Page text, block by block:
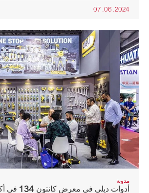
2024. 06. 07
مدونة
أدوات ديلي في معرض كانتون 134 في أكتوبر